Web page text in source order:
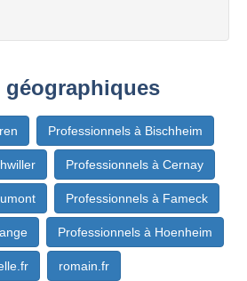
géographiques
Professionnels à Bischheim
Professionnels à Cernay
Professionnels à Fameck
Professionnels à Hoenheim
romain.fr